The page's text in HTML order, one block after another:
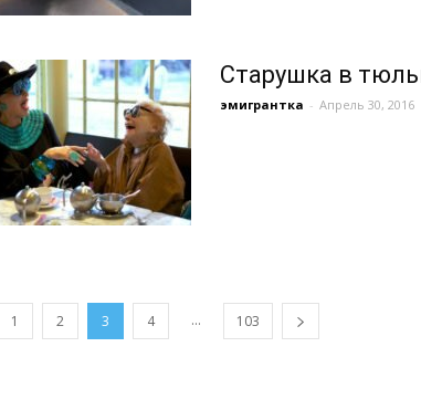
Старушка в
эмигрантка - Апрель 30, 2016
1 2 3 4 ... 103